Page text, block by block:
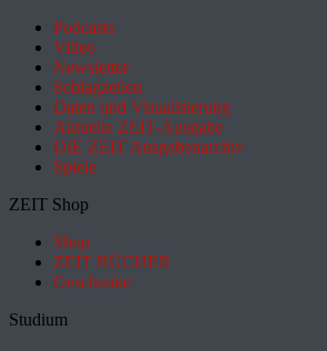
Podcasts
Video
Newsletter
Schlagzeilen
Daten und Visualisierung
Aktuelle ZEIT-Ausgabe
DIE ZEIT Ausgabenarchiv
Spiele
ZEIT Shop
Shop
ZEIT BÜCHER
Geschenke
Studium